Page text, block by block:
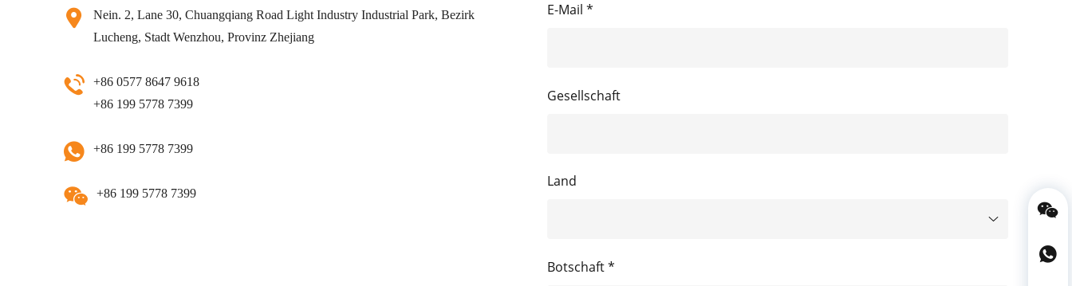
Nein. 2, Lane 30, Chuangqiang Road Light Industry Industrial Park, Bezirk
Lucheng, Stadt Wenzhou, Provinz Zhejiang
+86 0577 8647 9618
+86 199 5778 7399
+86 199 5778 7399
+86 199 5778 7399
E-Mail *
Gesellschaft
Land
Botschaft *